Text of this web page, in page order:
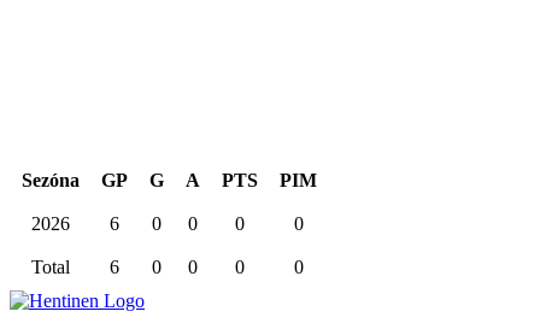
Sezóna GP G A PTS PIM
2026 6 0 0 0 0
Total 6 0 0 0 0